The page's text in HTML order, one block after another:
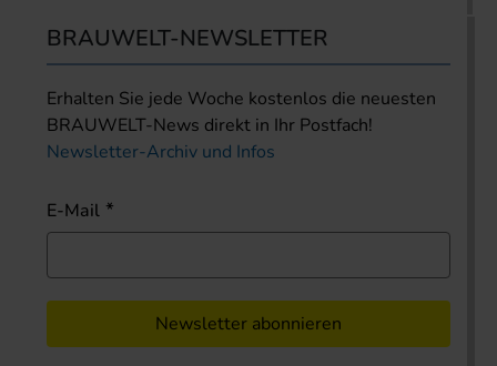
BRAUWELT-NEWSLETTER
Erhalten Sie jede Woche kostenlos die neuesten
BRAUWELT-News direkt in Ihr Postfach!
Newsletter-Archiv und Infos
E-Mail
Newsletter abonnieren